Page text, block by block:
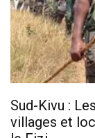
Sud-Kivu :
villages et